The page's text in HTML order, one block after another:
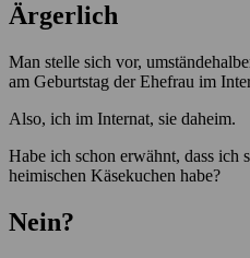
Ärgerlich
Man stelle sich vor,
am Geburtstag der Ehefrau im
Also, ich im Internat, sie daheim.
Habe ich schon erwähnt, dass ich
heimischen Käsekuchen habe?
Nein?